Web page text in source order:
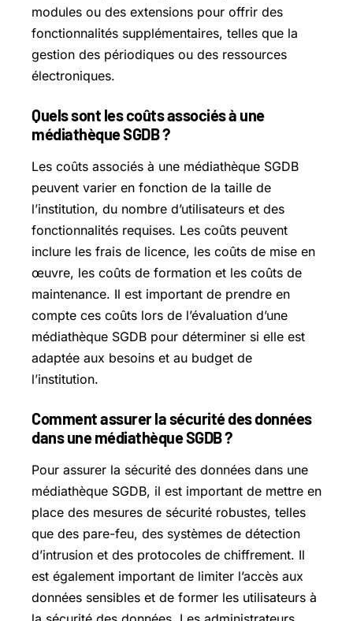
modules ou des extensions pour offrir des
fonctionnalités supplémentaires, telles que la
gestion des périodiques ou des ressources
électroniques.
Quels sont les coûts associés à une
médiathèque SGDB ?
Les coûts associés à une médiathèque SGDB
peuvent varier en fonction de la taille de
l’institution, du nombre d’utilisateurs et des
fonctionnalités requises. Les coûts peuvent
inclure les frais de licence, les coûts de mise en
œuvre, les coûts de formation et les coûts de
maintenance. Il est important de prendre en
compte ces coûts lors de l’évaluation d’une
médiathèque SGDB pour déterminer si elle est
adaptée aux besoins et au budget de
l’institution.
Comment assurer la sécurité des données
dans une médiathèque SGDB ?
Pour assurer la sécurité des données dans une
médiathèque SGDB, il est important de mettre en
place des mesures de sécurité robustes, telles
que des pare-feu, des systèmes de détection
d’intrusion et des protocoles de chiffrement. Il
est également important de limiter l’accès aux
données sensibles et de former les utilisateurs à